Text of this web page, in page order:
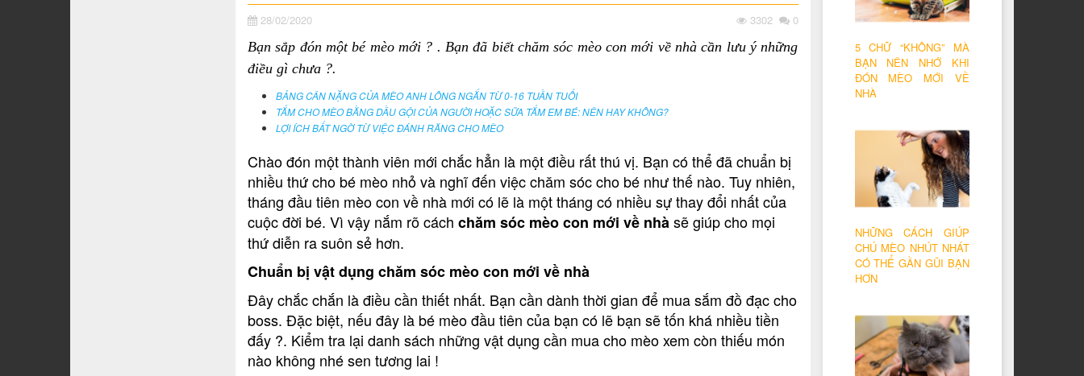
28/02/2020 3302 0
Bạn sắp đón một bé mèo mới ? . Bạn đã biết chăm sóc mèo con mới về nhà cần lưu ý những
điều gì chưa ?.
BẢNG CÂN NẶNG CỦA MÈO ANH LÔNG NGẮN TỪ 0-16 TUẦN TUỔI
TẮM CHO MÈO BẰNG DẦU GỘI CỦA NGƯỜI HOẶC SỮA TẮM EM BÉ: NÊN HAY KHÔNG?
LỢI ÍCH BẤT NGỜ TỪ VIỆC ĐÁNH RĂNG CHO MÈO
Chào đón một thành viên mới chắc hẳn là một điều rất thú vị. Bạn có thể đã chuẩn bị
nhiều thứ cho bé mèo nhỏ và nghĩ đến việc chăm sóc cho bé như thế nào. Tuy nhiên,
tháng đầu tiên mèo con về nhà mới có lẽ là một tháng có nhiều sự thay đổi nhất của
cuộc đời bé. Vì vậy nắm rõ cách chăm sóc mèo con mới về nhàsẽ giúp cho mọi
thứ diễn ra suôn sẻ hơn.
Chuẩn bị vật dụng chăm sóc mèo con mới về nhà
Đây chắc chắn là điều cần thiết nhất. Bạn cần dành thời gian để mua sắm đồ đạc cho
boss. Đặc biệt, nếu đây là bé mèo đầu tiên của bạn có lẽ bạn sẽ tốn khá nhiều tiền
đấy ?. Kiểm tra lại danh sách những vật dụng cần mua cho mèo xem còn thiếu món
nào không nhé sen tương lai !
5 CHỮ “KHÔNG” MÀ
BẠN NÊN NHỚ KHI
ĐÓN MÈO MỚI VỀ
NHÀ
NHỮNG CÁCH GIÚP
CHÚ MÈO NHÚT NHÁT
CÓ THỂ GẦN GŨI BẠN
HƠN